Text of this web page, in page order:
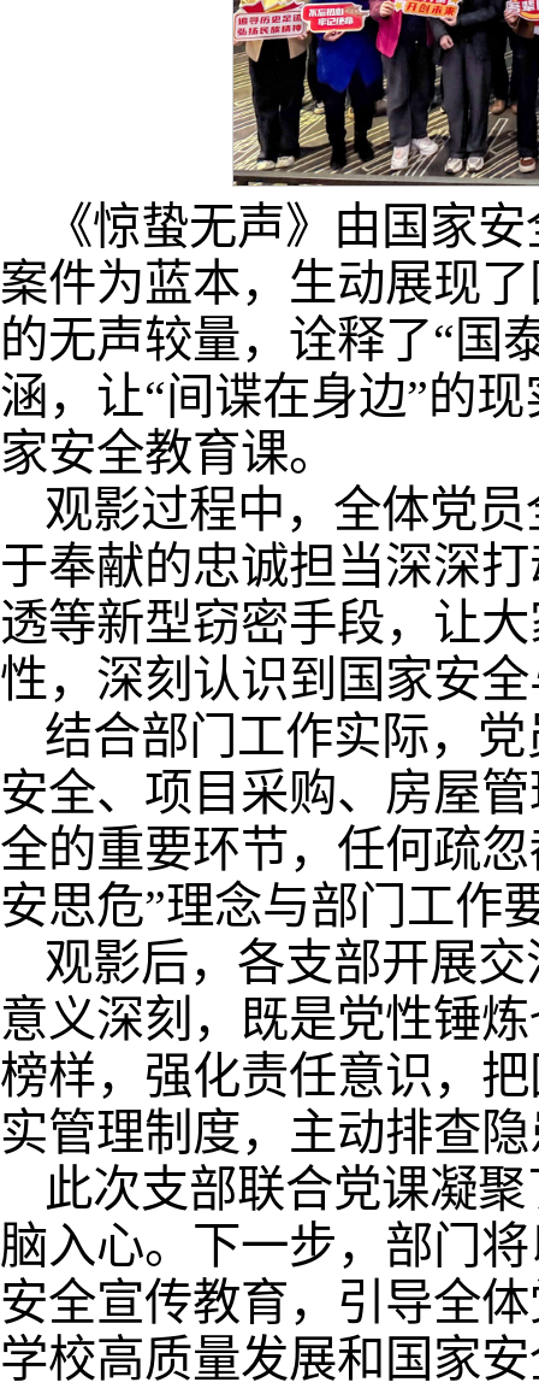
《惊蛰无声》由国家
案件为蓝本，生动展现
的无声较量，诠释了“国
涵，让“间谍在身边”的
家安全教育课。
观影过程中，全体党
于奉献的忠诚担当深深
透等新型窃密手段，让
性，深刻认识到国家安
结合部门工作实际，
安全、项目采购、房屋
全的重要环节，任何疏
安思危”理念与部门工作
观影后，各支部开展
意义深刻，既是党性锤
榜样，强化责任意识，
实管理制度，主动排查
此次支部联合党课凝
脑入心。下一步，部门
安全宣传教育，引导全
学校高质量发展和国家